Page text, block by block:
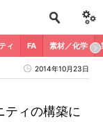
ィ FA 素材／化学
2014年10月23日
ティの構築に